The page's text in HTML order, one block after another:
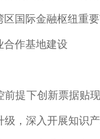
国际金融枢纽重要
作基地建设
提下创新票据贴
，深入开展知识